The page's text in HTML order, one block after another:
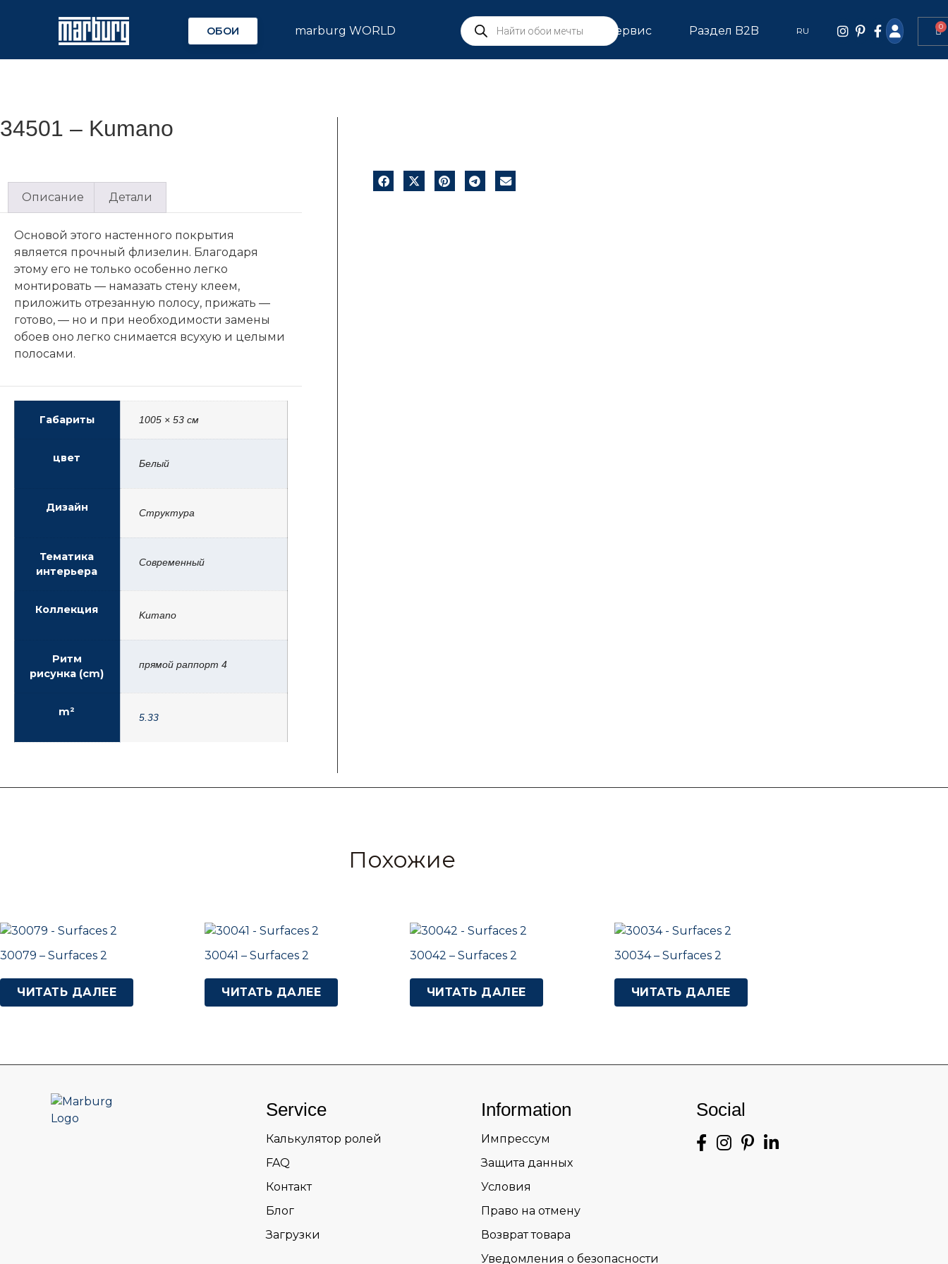
ОБОИ marburg WORLD Сервис Раздел B2B RU 0
34501 – Kumano
Описание Детали
Основой этого настенного покрытия
является прочный флизелин. Благодаря
этому его не только особенно легко
монтировать — намазать стену клеем,
приложить отрезанную полосу, прижать —
готово, — но и при необходимости замены
обоев оно легко снимается всухую и целыми
полосами.
Габариты 1005 × 53 см
цвет Белый
Дизайн Структура
Тематика
интерьера
Современный
Коллекция Kumano
Ритм
рисунка (cm)
прямой раппорт 4
m² 5.33
Похожие
30079 – Surfaces 2
ЧИТАТЬ ДАЛЕЕ
30041 – Surfaces 2
ЧИТАТЬ ДАЛЕЕ
30042 – Surfaces 2
ЧИТАТЬ ДАЛЕЕ
30034 – Surfaces 2
ЧИТАТЬ ДАЛЕЕ
Service
Калькулятор ролей
FAQ
Контакт
Блог
Загрузки
Information
Импрессум
Защита данных
Условия
Право на отмену
Возврат товара
Уведомления о безопасности
Social